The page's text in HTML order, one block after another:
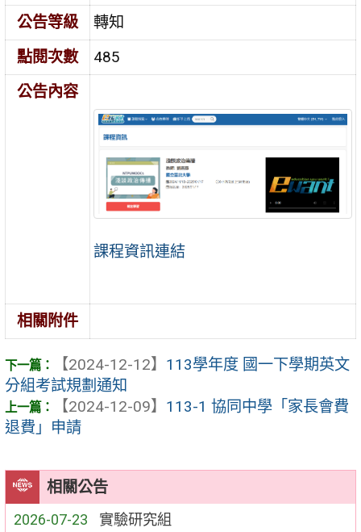
相關公告
2026-07-23 實驗研究組
公告等級
轉知
點閱次數
485
公告內容
課程資訊連結
相關附件
【2024-12-12】 113學年度 國一下學期英文
分組考試規劃通知
【2024-12-09】 113-1 協同中學「家長會費
退費」申請